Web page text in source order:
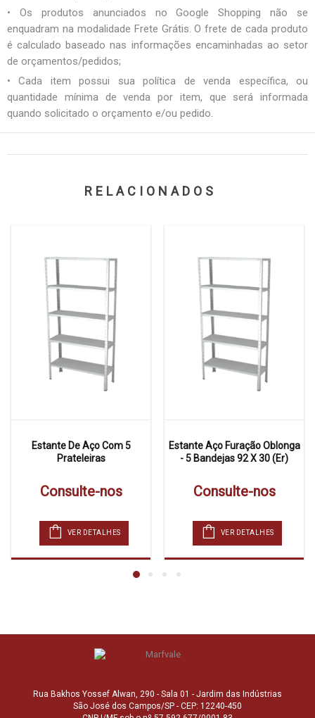
• Os produtos anunciados no Google Shopping não se
enquadram na modalidade Frete Grátis. O frete de cada produto
é calculado baseado nas informações encaminhadas ao setor
de orçamentos/pedidos;
• Cada item possui sua política de venda específica, ou
quantidade mínima de venda por item, que será informada
quando solicitado o orçamento e/ou pedido.
RELACIONADOS
Estante De Aço Com 5
Prateleiras
Consulte-nos
VER DETALHES
Estante Aço Furação Oblonga
- 5 Bandejas 92 X 30 (Er)
Consulte-nos
VER DETALHES
Rua Bakhos Yossef Alwan, 290 - Sala 01 - Jardim das Indústrias
São José dos Campos/SP - CEP: 12240-450